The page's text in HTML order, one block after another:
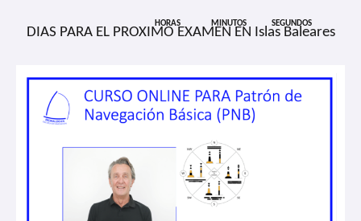
HORAS MINUTOS SEGUNDOS
DIAS PARA EL PROXIMO EXAMEN EN Islas Baleares